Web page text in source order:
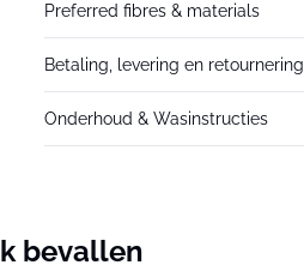
Preferred fibres & materials
Betaling, levering en retournering
Onderhoud & Wasinstructies
bevallen